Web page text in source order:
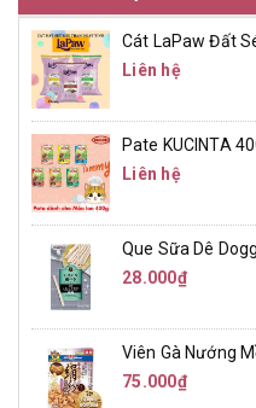
Cát LaPaw Đất
Liên hệ
Pate KUCINTA
Liên hệ
Que Sữa Dê
28.000₫
Viên Gà Nướng
75.000₫